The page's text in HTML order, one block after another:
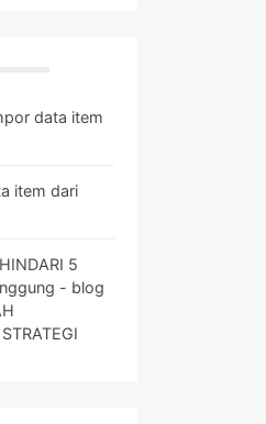
data item
item dari
5
- blog